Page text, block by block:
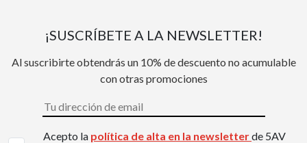
¡SUSCRÍBETE A LA NEWSLETTER!
Al suscribirte obtendrás un 10% de descuento no acumulable
con otras promociones
Acepto la política de alta en la newsletterde 5AV